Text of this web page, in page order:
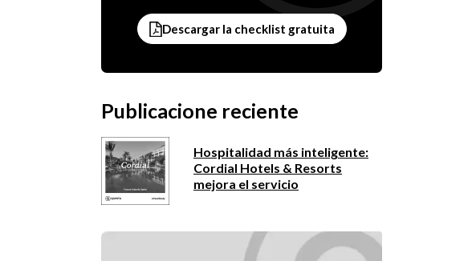
Descargar la checklist gratuita
Publicacione reciente
Hospitalidad más inteligente:
Cordial Hotels & Resorts
mejora el servicio